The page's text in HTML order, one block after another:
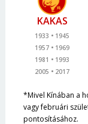
KAKAS
1933
1945
1957
1969
1981
1993
2005
2017
*Mivel Kínában a
vagy februári
pontosításához.